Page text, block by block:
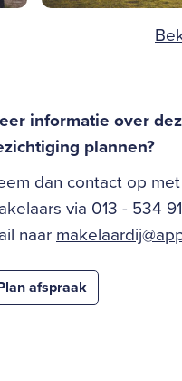
informatie over
plannen?
dan contact op
via 013 - 534
naar
afspraak